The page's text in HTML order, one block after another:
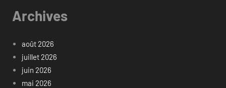
Archives
août 2026
juillet 2026
juin 2026
mai 2026